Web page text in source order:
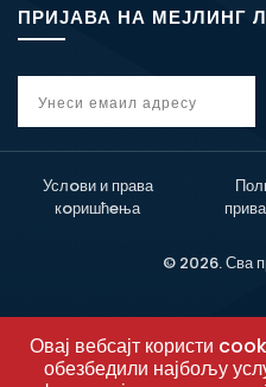
ПРИЈАВА НА МЕЈЛИНГ
Услoви и права
кoришћeња
© 2026. Сва
Овај вебсајт користи
обезбедили најбољу